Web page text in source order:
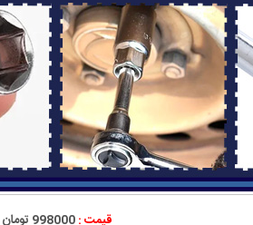
قیمت :998000 تومان